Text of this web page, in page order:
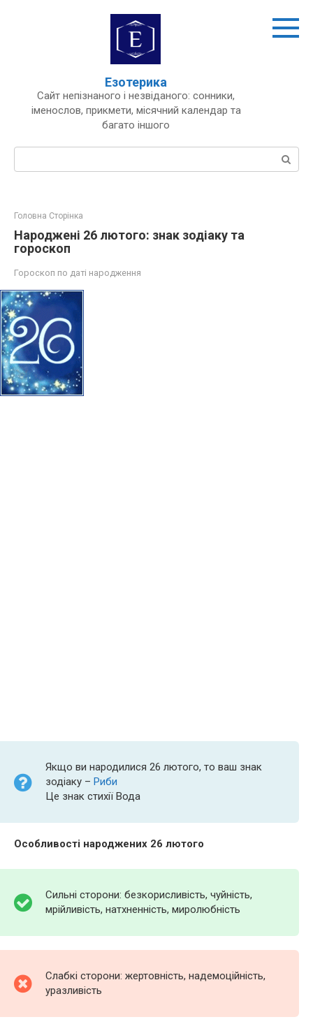
Езотерика
Сайт непізнаного і незвіданого: сонники,
іменослов, прикмети, місячний календар та
багато іншого
Пошук:
Головна Сторінка
Народжені 26 лютого: знак зодіаку та
гороскоп
Гороскоп по даті народження
Якщо ви народилися 26 лютого, то ваш знак
зодіаку – Риби
Це знак стихії Вода
Особливості народжених 26 лютого
Сильні сторони: безкорисливість, чуйність,
мрійливість, натхненність, миролюбність
Слабкі сторони: жертовність, надемоційність,
уразливість